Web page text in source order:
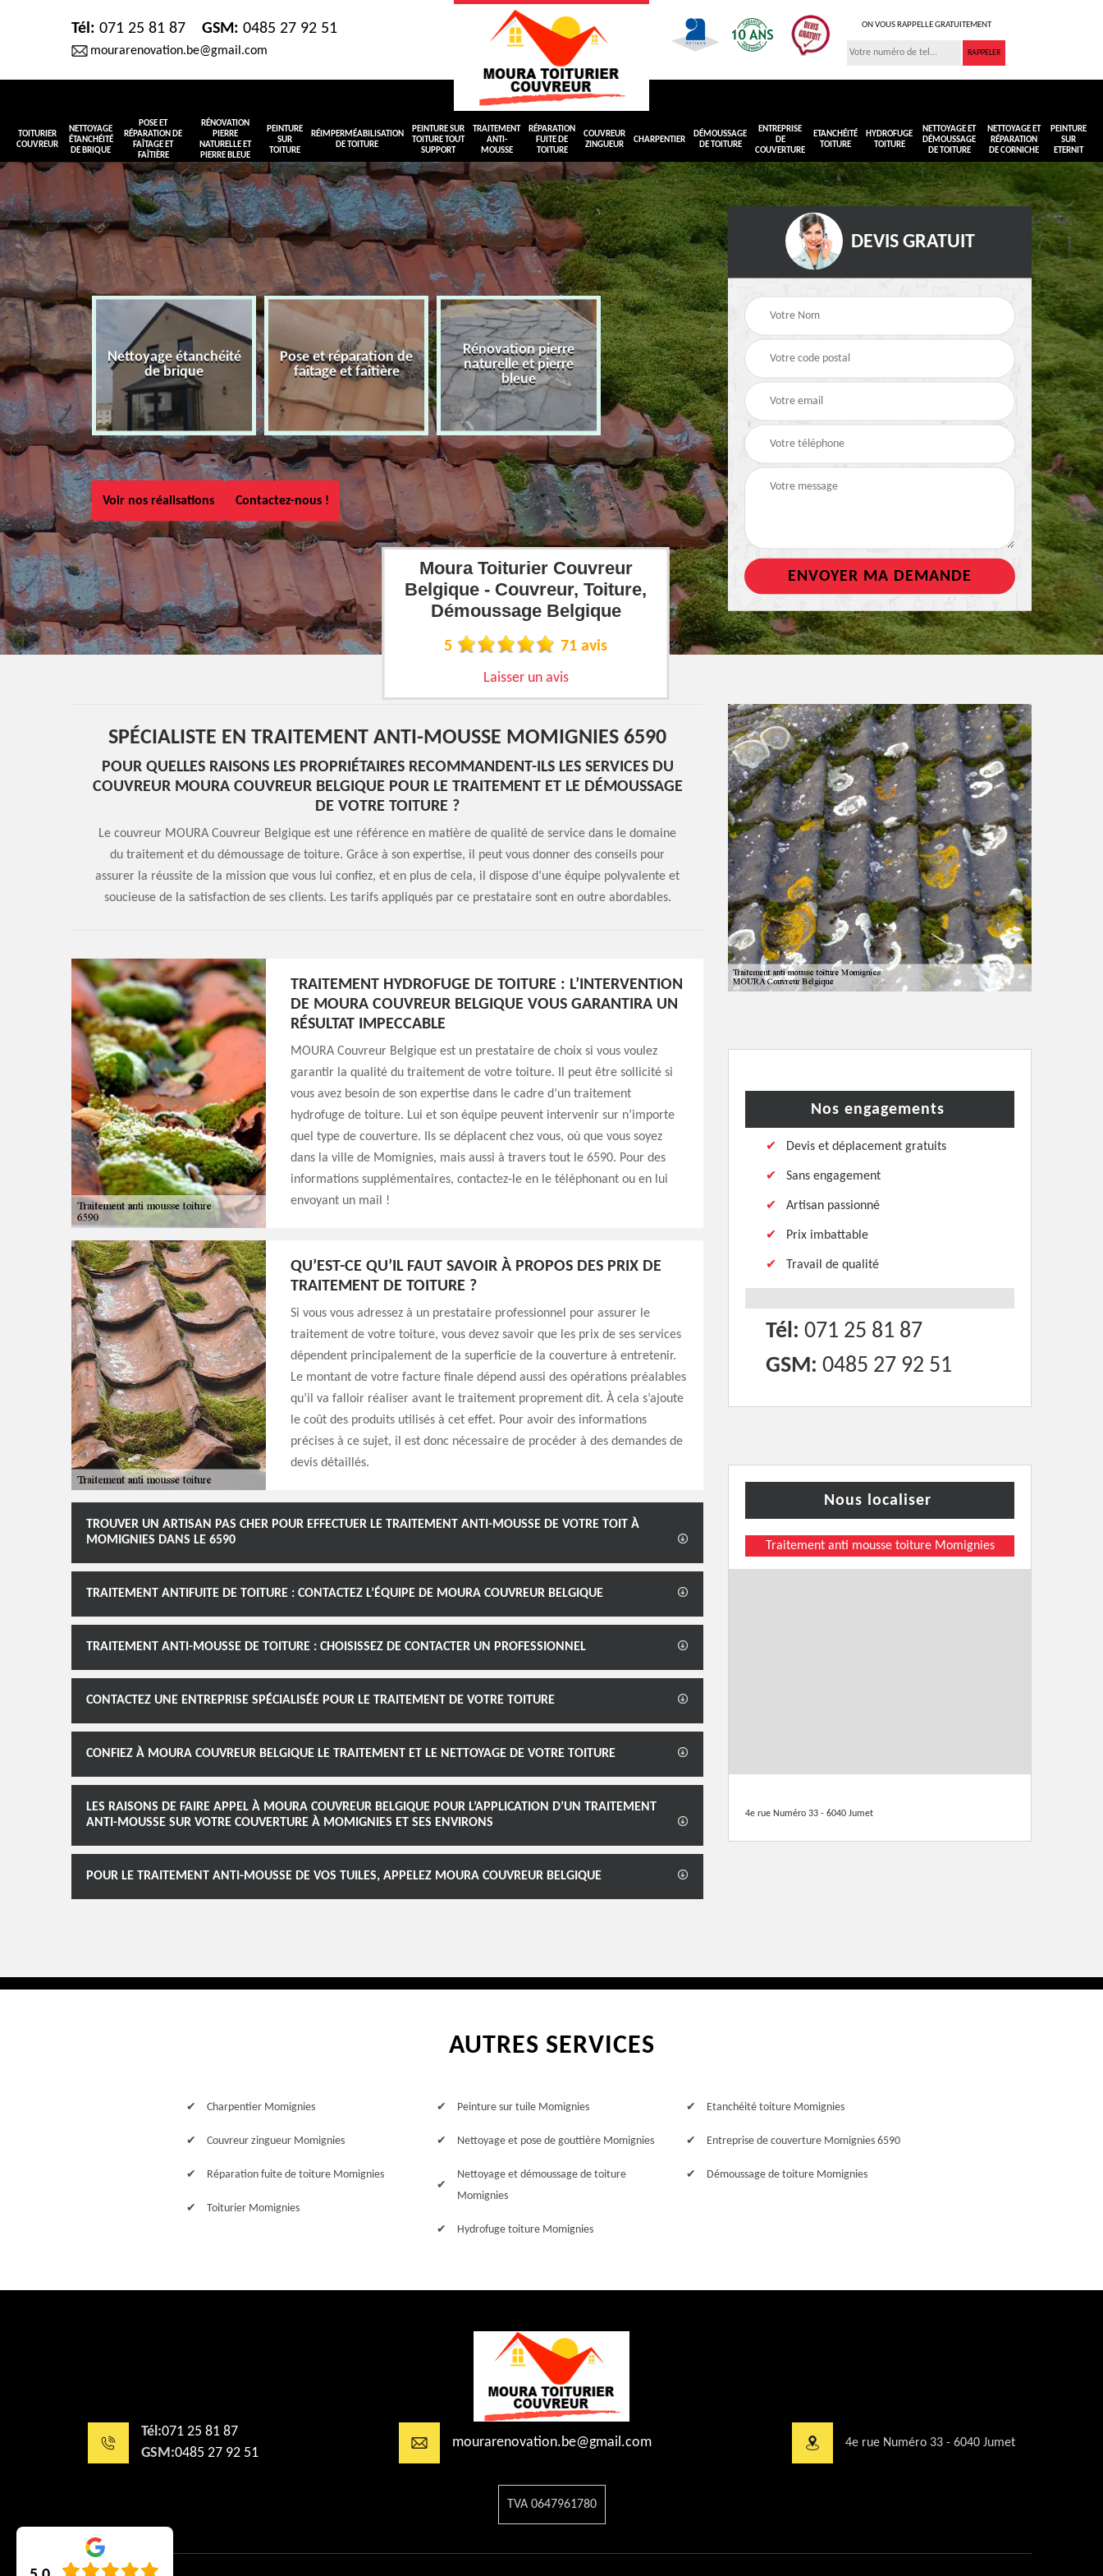
Tél: 071 25 81 87 GSM: 0485 27 92 51
mourarenovation.be@gmail.com
ON VOUS RAPPELLE GRATUITEMENT
TOITURIER
COUVREUR
NETTOYAGE
ÉTANCHÉITÉ
DE BRIQUE
POSE ET
RÉPARATION DE
FAÎTAGE ET
FAÎTIÈRE
RÉNOVATION
PIERRE
NATURELLE ET
PIERRE BLEUE
PEINTURE
SUR
TOITURE
RÉIMPERMÉABILISATION
DE TOITURE
PEINTURE SUR
TOITURE TOUT
SUPPORT
TRAITEMENT
ANTI-
MOUSSE
RÉPARATION
FUITE DE
TOITURE
COUVREUR
ZINGUEUR
CHARPENTIER
DÉMOUSSAGE
DE TOITURE
ENTREPRISE
DE
COUVERTURE
ETANCHÉITÉ
TOITURE
HYDROFUGE
TOITURE
NETTOYAGE ET
DÉMOUSSAGE
DE TOITURE
NETTOYAGE ET
RÉPARATION
DE CORNICHE
PEINTURE
SUR
ETERNIT
Nettoyage étanchéité
de brique
Pose et réparation de
faîtage et faîtière
Rénovation pierre
naturelle et pierre
bleue
Peinture sur toiture
Réimperméabilisation
Peinture sur toiture
tout support
Voir nos réalisations Contactez-nous !
DEVIS GRATUIT
Moura Toiturier Couvreur
Belgique - Couvreur, Toiture,
Démoussage Belgique
5 71 avis
Laisser un avis
SPÉCIALISTE EN TRAITEMENT ANTI-MOUSSE MOMIGNIES 6590
POUR QUELLES RAISONS LES PROPRIÉTAIRES RECOMMANDENT-ILS LES SERVICES DU
COUVREUR MOURA COUVREUR BELGIQUE POUR LE TRAITEMENT ET LE DÉMOUSSAGE
DE VOTRE TOITURE ?
Le couvreur MOURA Couvreur Belgique est une référence en matière de qualité de service dans le domaine
du traitement et du démoussage de toiture. Grâce à son expertise, il peut vous donner des conseils pour
assurer la réussite de la mission que vous lui confiez, et en plus de cela, il dispose d’une équipe polyvalente et
soucieuse de la satisfaction de ses clients. Les tarifs appliqués par ce prestataire sont en outre abordables.
TRAITEMENT HYDROFUGE DE TOITURE : L’INTERVENTION
DE MOURA COUVREUR BELGIQUE VOUS GARANTIRA UN
RÉSULTAT IMPECCABLE
MOURA Couvreur Belgique est un prestataire de choix si vous voulez
garantir la qualité du traitement de votre toiture. Il peut être sollicité si
vous avez besoin de son expertise dans le cadre d’un traitement
hydrofuge de toiture. Lui et son équipe peuvent intervenir sur n’importe
quel type de couverture. Ils se déplacent chez vous, où que vous soyez
dans la ville de Momignies, mais aussi à travers tout le 6590. Pour des
informations supplémentaires, contactez-le en le téléphonant ou en lui
envoyant un mail !
QU’EST-CE QU’IL FAUT SAVOIR À PROPOS DES PRIX DE
TRAITEMENT DE TOITURE ?
Si vous vous adressez à un prestataire professionnel pour assurer le
traitement de votre toiture, vous devez savoir que les prix de ses services
dépendent principalement de la superficie de la couverture à entretenir.
Le montant de votre facture finale dépend aussi des opérations préalables
qu’il va falloir réaliser avant le traitement proprement dit. À cela s’ajoute
le coût des produits utilisés à cet effet. Pour avoir des informations
précises à ce sujet, il est donc nécessaire de procéder à des demandes de
devis détaillés.
TROUVER UN ARTISAN PAS CHER POUR EFFECTUER LE TRAITEMENT ANTI-MOUSSE DE VOTRE TOIT À
MOMIGNIES DANS LE 6590
TRAITEMENT ANTIFUITE DE TOITURE : CONTACTEZ L’ÉQUIPE DE MOURA COUVREUR BELGIQUE
TRAITEMENT ANTI-MOUSSE DE TOITURE : CHOISISSEZ DE CONTACTER UN PROFESSIONNEL
CONTACTEZ UNE ENTREPRISE SPÉCIALISÉE POUR LE TRAITEMENT DE VOTRE TOITURE
CONFIEZ À MOURA COUVREUR BELGIQUE LE TRAITEMENT ET LE NETTOYAGE DE VOTRE TOITURE
LES RAISONS DE FAIRE APPEL À MOURA COUVREUR BELGIQUE POUR L’APPLICATION D’UN TRAITEMENT
ANTI-MOUSSE SUR VOTRE COUVERTURE À MOMIGNIES ET SES ENVIRONS
POUR LE TRAITEMENT ANTI-MOUSSE DE VOS TUILES, APPELEZ MOURA COUVREUR BELGIQUE
Nos engagements
Devis et déplacement gratuits
Sans engagement
Artisan passionné
Prix imbattable
Travail de qualité
Tél: 071 25 81 87
GSM: 0485 27 92 51
Nous localiser
Traitement anti mousse toiture Momignies
4e rue Numéro 33 - 6040 Jumet
AUTRES SERVICES
Charpentier Momignies
Couvreur zingueur Momignies
Réparation fuite de toiture Momignies
Toiturier Momignies
Peinture sur tuile Momignies
Nettoyage et pose de gouttière Momignies
Nettoyage et démoussage de toiture
Momignies
Hydrofuge toiture Momignies
Etanchéité toiture Momignies
Entreprise de couverture Momignies 6590
Démoussage de toiture Momignies
Tél:071 25 81 87
GSM:0485 27 92 51
mourarenovation.be@gmail.com 4e rue Numéro 33 - 6040 Jumet
TVA 0647961780